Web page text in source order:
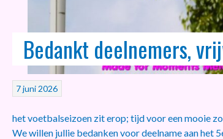
Bedankt deelnemers,
7 juni 2026
het voetbalseizoen zit erop; tijd voor een mooie
We willen jullie bedanken voordeelnameaan het